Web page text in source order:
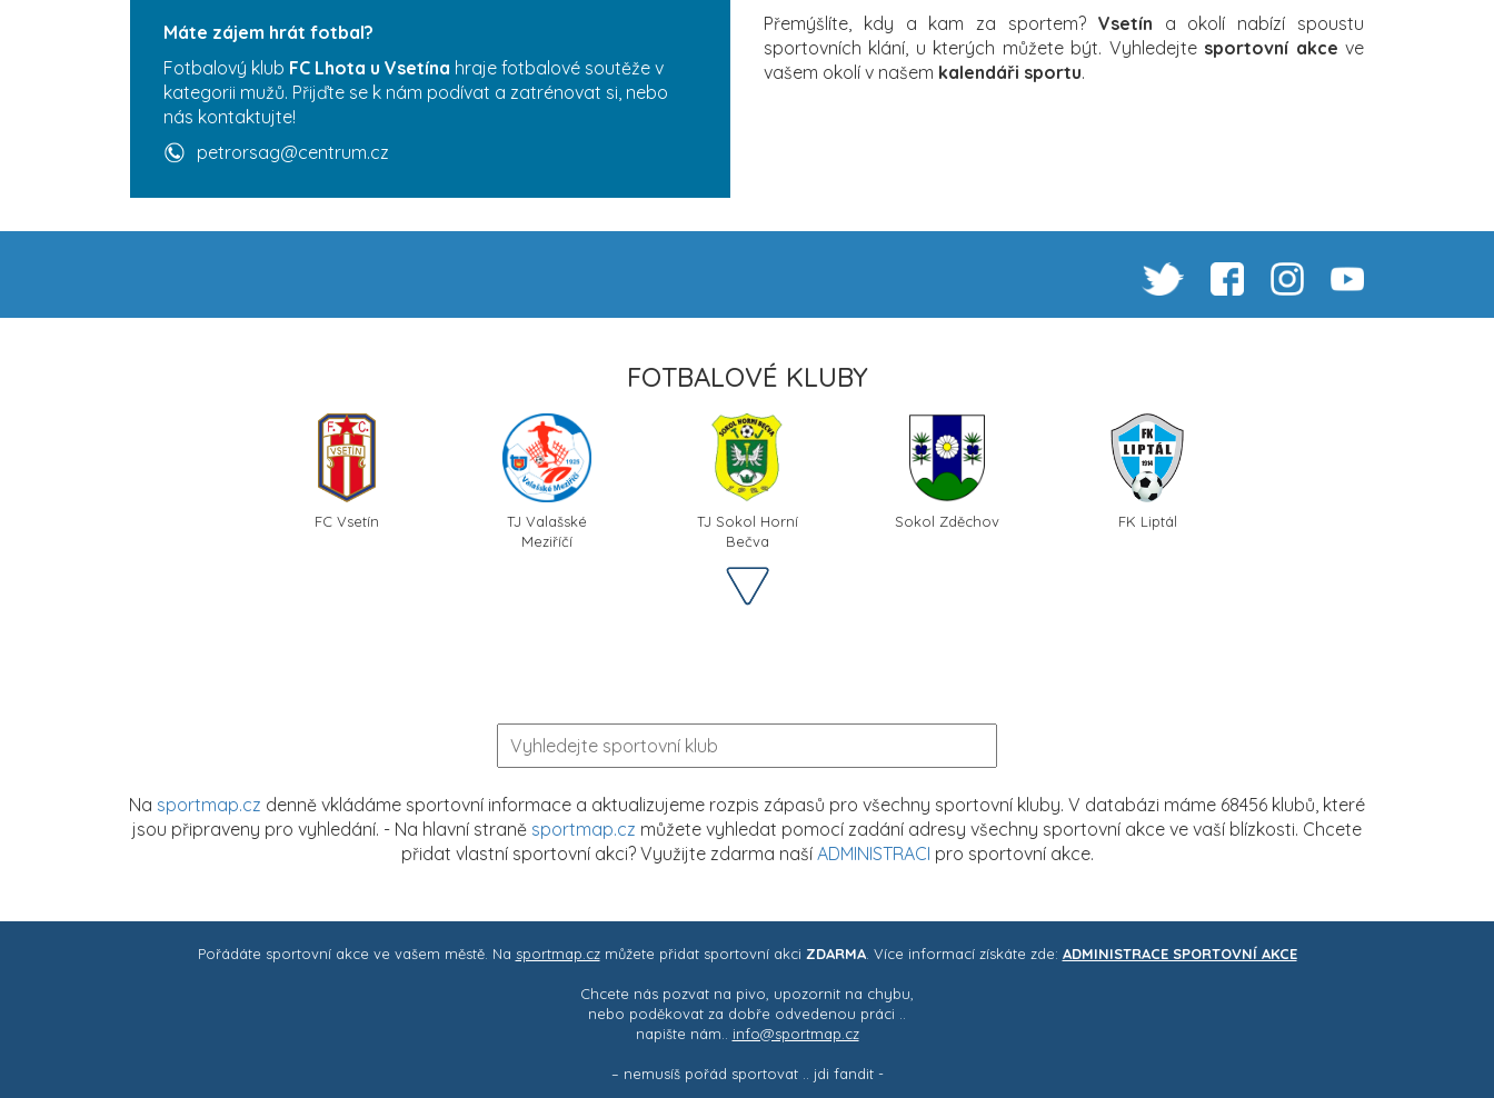
Máte zájem hrát fotbal?
Fotbalový klub FC Lhota u Vsetína hraje fotbalové soutěže v
kategorii mužů. Přijďte se k nám podívat a zatrénovat si, nebo
nás kontaktujte!
petrorsag@centrum.cz
Přemýšlíte, kdy a kam za sportem? Vsetín a okolí nabízí spoustu
sportovních klání, u kterých můžete být. Vyhledejte sportovní akce ve
vašem okolí v našem kalendáři sportu.
FOTBALOVÉ KLUBY
FC Vsetín
TJ Valašské
Meziříčí
TJ Sokol Horní
Bečva
Sokol Zděchov FK Liptál
Na sportmap.cz denně vkládáme sportovní informace a aktualizujeme rozpis zápasů pro všechny sportovní kluby. V databázi máme 68456 klubů, které
jsou připraveny pro vyhledání. - Na hlavní straně sportmap.cz můžete vyhledat pomocí zadání adresy všechny sportovní akce ve vaší blízkosti. Chcete
přidat vlastní sportovní akci? Využijte zdarma naší ADMINISTRACI pro sportovní akce.
Pořádáte sportovní akce ve vašem městě. Na sportmap.czmůžete přidat sportovní akci ZDARMA. Více informací získáte zde: ADMINISTRACE SPORTOVNÍ AKCE
Chcete nás pozvat na pivo, upozornit na chybu,
nebo poděkovat za dobře odvedenou práci ..
napište nám.. info@sportmap.cz
– nemusíš pořád sportovat .. jdi fandit -